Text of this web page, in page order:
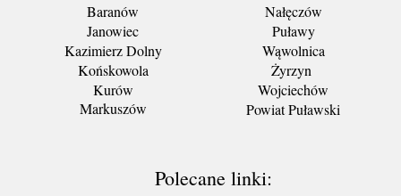
Baranów
Janowiec
Kazimierz Dolny
Końskowola
Kurów
Markuszów
Nałęczów
Puławy
Wąwolnica
Żyrzyn
Wojciechów
Powiat Puławski
Polecane linki: